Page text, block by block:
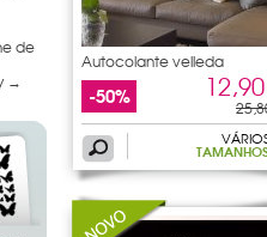
de
→
Autocolante velleda
ornamento
-50%